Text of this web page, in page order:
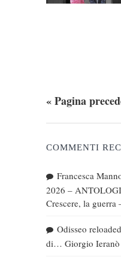
« Pagina
COMMENTI
Francesca
2026 –
Crescere, la guerra
Odisseo
di… Giorgio Ieranò